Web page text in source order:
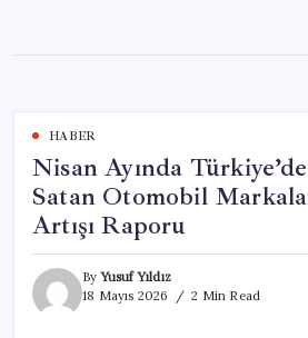
content
HABER
Nisan Ayında
Satan Otomobil
Artışı Raporu
ByYusuf Yıldız
18 Mayıs 2026
2 Min Read